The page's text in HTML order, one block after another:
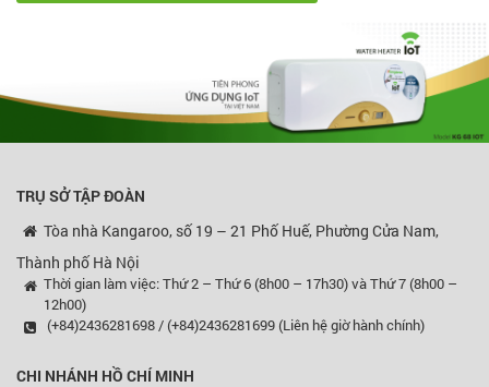
TRỤ SỞ TẬP ĐOÀN
Tòa nhà Kangaroo, số 19 – 21 Phố Huế, Phường Cửa Nam,
Thành phố Hà Nội
Thời gian làm việc: Thứ 2 – Thứ 6 (8h00 – 17h30) và Thứ 7 (8h00 –
12h00)
(+84)2436281698 / (+84)2436281699 (Liên hệ giờ hành chính)
CHI NHÁNH HỒ CHÍ MINH